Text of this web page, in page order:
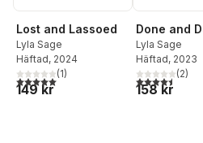
Lost and Lassoed
Lyla Sage
Häftad, 2024
5,0utav 5 stjärnor. Totalt antal röster:
(1)
149 kr
Done and
Lyla Sage
Häftad, 2023
4,5utav 5(2)
158 kr